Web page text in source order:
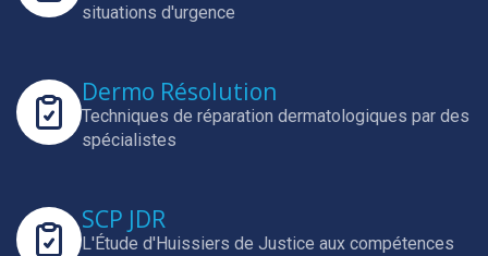
situations d'urgence
Dermo Résolution
Techniques de réparation dermatologiques par des
spécialistes
SCP JDR
L'Étude d'Huissiers de Justice aux compétences